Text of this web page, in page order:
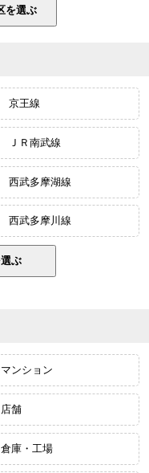
京王線
ＪＲ南武線
西武多摩湖線
西武多摩川線
マンション
店舗
倉庫・工場